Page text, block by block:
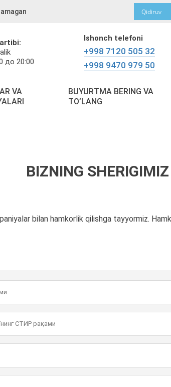
до 20:00
Ishonch telefoni
+998 7120 505 32
+998 9470 979 50
VA
BUYURTMA BERING VA
TO’LANG
BIZNING
bilan hamkorlik qilishga tayyormiz.